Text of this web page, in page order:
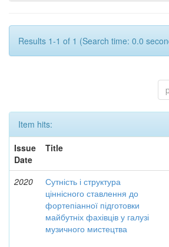
Results 1-1 of 1 (Search time: 0.0
Item hits:
Issue
Date
Title
2020
Сутність і структура
ціннісного ставлення до
фортепіанної підготовки
майбутніх фахівців у галузі
музичного мистецтва